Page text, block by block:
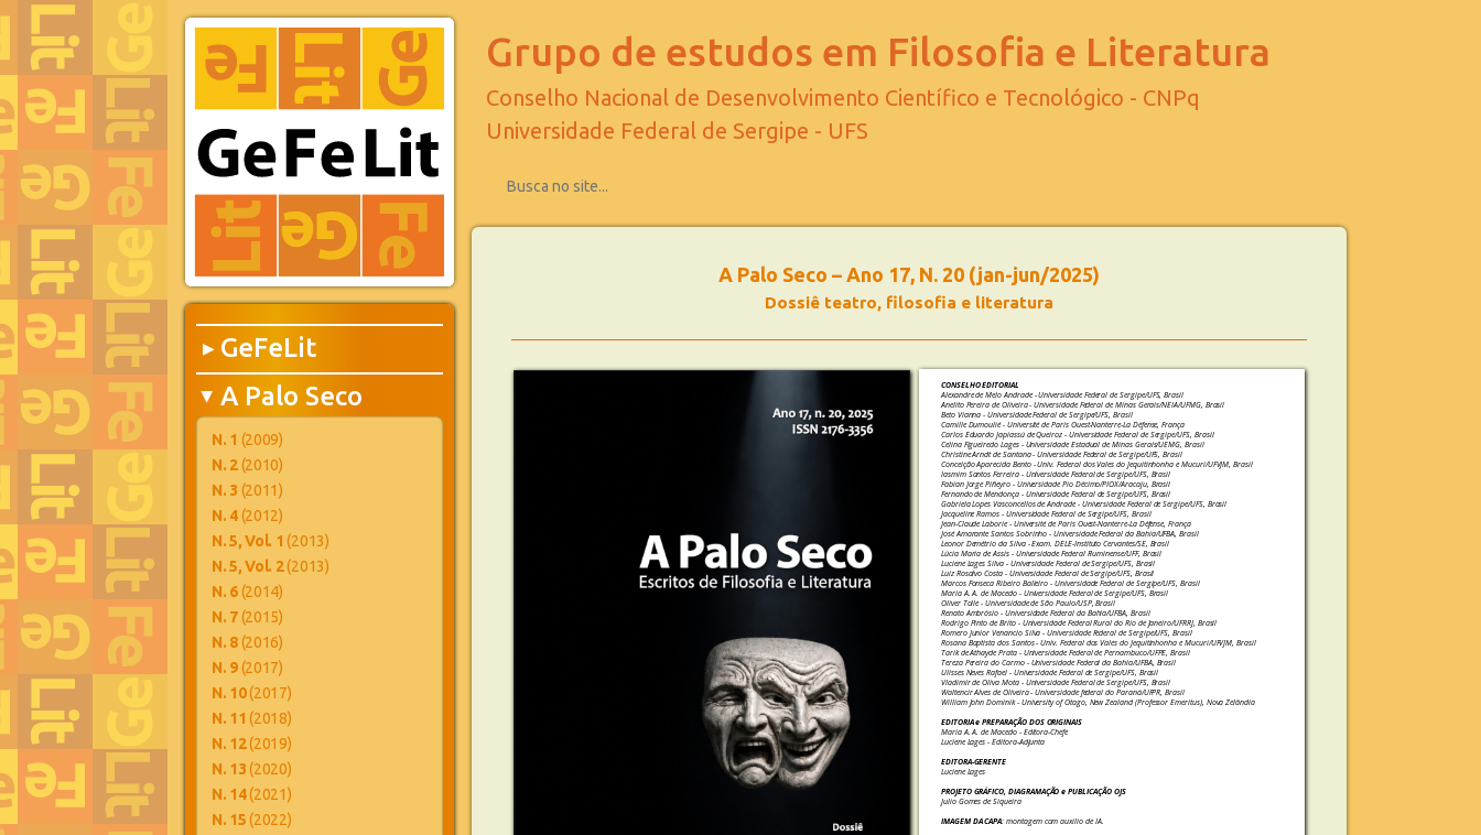
▶ GeFeLit
▶ A Palo Seco
N. 1 (2009)
N. 2(2010)
N. 3 (2011)
N. 4(2012)
N. 5, Vol. 1 (2013)
N. 5, Vol. 2(2013)
N. 6(2014)
N. 7(2015)
N. 8(2016)
N. 9(2017)
N. 10(2017)
N. 11 (2018)
N. 12(2019)
N. 13(2020)
N. 14(2021)
N. 15(2022)
Grupo de estudos em Filosofia e Literatura
Conselho Nacional de Desenvolvimento Científico e Tecnológico - CNPq
Universidade Federal de Sergipe - UFS
A Palo Seco – Ano 17, N. 20 (jan-jun/2025)
Dossiê teatro, filosofia e literatura
CONSELHO EDITORIAL
Alexandre de Melo Andrade - Universidade Federal de Sergipe/UFS, Brasil
Anelito Pereira de Oliveira - Universidade Federal de Minas Gerais/NEIA/UFMG, Brasil
Beto Vianna - Universidade Federal de Sergipe/UFS, Brasil
Camille Dumoulié - Université de Paris Ouest-Nanterre-La Défense, França
Carlos Eduardo Japiassú de Queiroz - Universidade Federal de Sergipe/UFS, Brasil
Celina Figueiredo Lages - Universidade Estadual de Minas Gerais/UEMG, Brasil
Christine Arndt de Santana - Universidade Federal de Sergipe/UFS, Brasil
Conceição Aparecida Bento - Univ. Federal dos Vales do Jequitinhonha e Mucuri/UFVJM, Brasil
Iasmim Santos Ferreira - Universidade Federal de Sergipe/UFS, Brasil
Fabian Jorge Piñeyro - Universidade Pio Décimo/PIOX/Aracaju, Brasil
Fernando de Mendonça - Universidade Federal de Sergipe/UFS, Brasil
Gabriela Lopes Vasconcellos de Andrade - Universidade Federal de Sergipe/UFS, Brasil
Jacqueline Ramos - Universidade Federal de Sergipe/UFS, Brasil
Jean-Claude Laborie - Université de Paris Ouest-Nanterre-La Défense, França
José Amarante Santos Sobrinho - Universidade Federal da Bahia/UFBA, Brasil
Leonor Demétrio da Silva - Exam. DELE-Instituto Cervantes/SE, Brasil
Lúcia Maria de Assis - Universidade Federal Fluminense/UFF, Brasil
Luciene Lages Silva - Universidade Federal de Sergipe/UFS, Brasil
Luiz Rosalvo Costa - Universidade Federal de Sergipe/UFS, Brasil
Marcos Fonseca Ribeiro Balieiro - Universidade Federal de Sergipe/UFS, Brasil
Maria A. A. de Macedo - Universidade Federal de Sergipe/UFS, Brasil
Oliver Tolle - Universidade de São Paulo/USP, Brasil
Renato Ambrósio - Universidade Federal da Bahia/UFBA, Brasil
Rodrigo Pinto de Brito - Universidade Federal Rural do Rio de Janeiro/UFRRJ, Brasil
Romero Junior Venancio Silva - Universidade Federal de Sergipe/UFS, Brasil
Rosana Baptista dos Santos - Univ. Federal dos Vales do Jequitinhonha e Mucuri/UFVJM, Brasil
Tarik de Athayde Prata - Universidade Federal de Pernambuco/UFPE, Brasil
Tereza Pereira do Carmo - Universidade Federal da Bahia/UFBA, Brasil
Ulisses Neves Rafael - Universidade Federal de Sergipe/UFS, Brasil
Vladimir de Oliva Mota - Universidade Federal de Sergipe/UFS, Brasil
Waltencir Alves de Oliveira - Universidade federal do Paraná/UFPR, Brasil
William John Dominik - University of Otago, New Zealand (Professor Emeritus), Nova Zelândia
EDITORIA e PREPARAÇÃO DOS ORIGINAIS
Maria A. A. de Macedo - Editora-Chefe
Luciene Lages - Editora-Adjunta
EDITORA-GERENTE
Luciene Lages
PROJETO GRÁFICO, DIAGRAMAÇÃO e PUBLICAÇÃO OJS
Julio Gomes de Siqueira
IMAGEM DA CAPA: montagem com auxílio de IA.